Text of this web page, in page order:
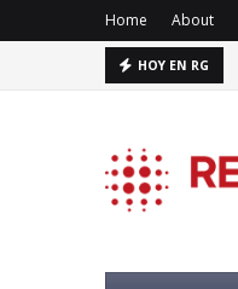
Home About
HOY EN RG